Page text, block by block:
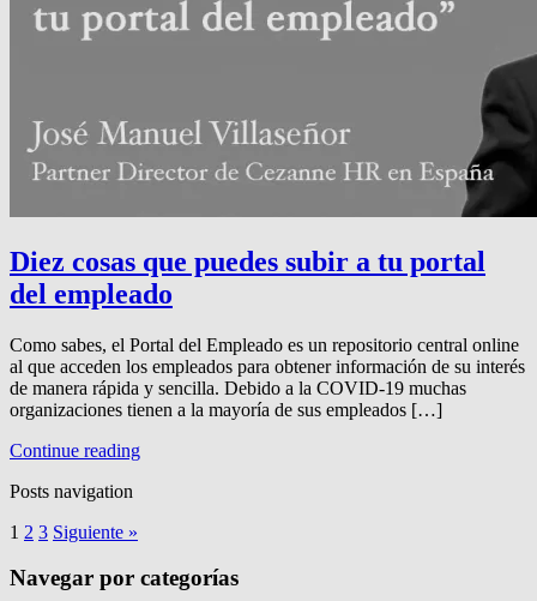
Diez cosas que puedes subir a tu portal
del empleado
Como sabes, el Portal del Empleado es un repositorio central online
al que acceden los empleados para obtener información de su interés
de manera rápida y sencilla. Debido a la COVID-19 muchas
organizaciones tienen a la mayoría de sus empleados […]
Continue reading
Posts navigation
1 2 3 Siguiente »
Navegar por categorías